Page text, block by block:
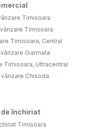
Timisoara
Timisoara
Timisoara, Central
Giarmata
Timisoara, Ultracentral
Chisoda
închiriat
Timisoara